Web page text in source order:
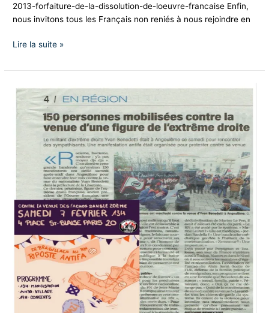
2013-forfaiture-de-la-dissolution-de-loeuvre-francaise Enfin,
nous invitons tous les Français non reniés à nous rejoindre en
Lire la suite »
Meurtre
Quentin
complice